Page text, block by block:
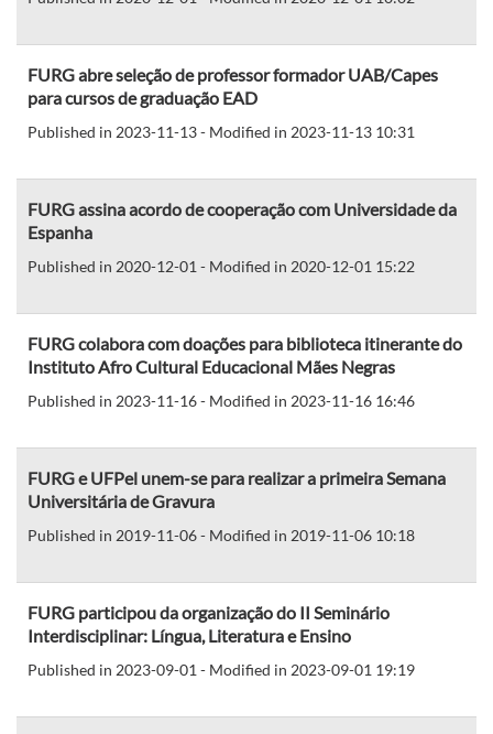
FURG abre seleção de professor formador UAB/Capes
para cursos de graduação EAD
Published in 2023-11-13 - Modified in 2023-11-13 10:31
FURG assina acordo de cooperação com Universidade da
Espanha
Published in 2020-12-01 - Modified in 2020-12-01 15:22
FURG colabora com doações para biblioteca itinerante do
Instituto Afro Cultural Educacional Mães Negras
Published in 2023-11-16 - Modified in 2023-11-16 16:46
FURG e UFPel unem-se para realizar a primeira Semana
Universitária de Gravura
Published in 2019-11-06 - Modified in 2019-11-06 10:18
FURG participou da organização do II Seminário
Interdisciplinar: Língua, Literatura e Ensino
Published in 2023-09-01 - Modified in 2023-09-01 19:19